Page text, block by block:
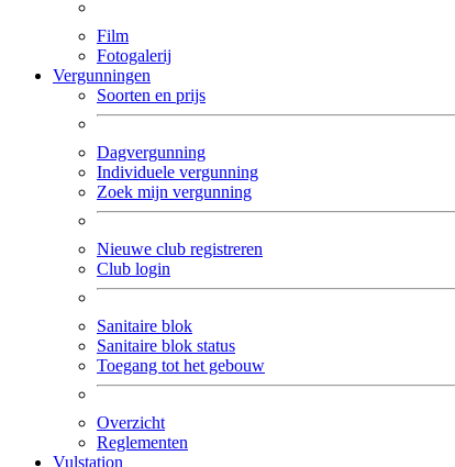
Film
Fotogalerij
Vergunningen
Soorten en prijs
Dagvergunning
Individuele vergunning
Zoek mijn vergunning
Nieuwe club registreren
Club login
Sanitaire blok
Sanitaire blok status
Toegang tot het gebouw
Overzicht
Reglementen
Vulstation